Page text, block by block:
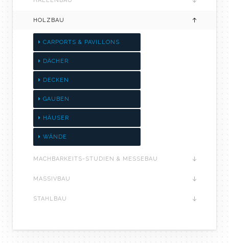
HOLZBAU
CARPORTS & PAVILLONS
DÄCHER
DECKEN
GAUBEN
HÄUSER
WÄNDE
MACHBARKEITS-STUDIEN & MESSEBAU
MASSIVBAU
STAHLBAU